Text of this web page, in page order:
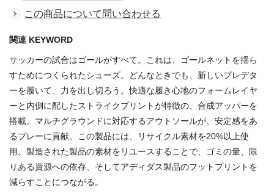
この商品について問い合わせる
関連 KEYWORD
サッカーの試合はゴールがすべて。これは、ゴールネットを揺ら
すためにつくられたシューズ。どんなときでも、新しいプレデタ
ーを履いて、力を出し切ろう。快適な履き心地のフォームレイヤ
ーと内側に配したストライクプリントが特徴の、合成アッパーを
搭載。マルチグラウンドに対応するアウトソールが、安定感をあ
るプレーに貢献。この製品には、リサイクル素材を20%以上使
用。製造された製品の素材をリユースすることで、ゴミの量、限
りある資源への依存、そしてアディダス製品のフットプリントを
減らすことにつながる。